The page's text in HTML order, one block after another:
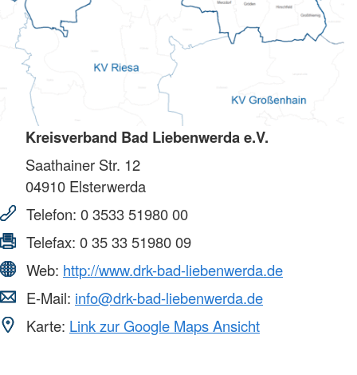
Kreisverband Bad Liebenwerda e.V.
Saathainer Str. 12
04910 Elsterwerda
Telefon: 0 3533 51980 00
Telefax: 0 35 33 51980 09
Web: http://www.drk-bad-liebenwerda.de
E-Mail: info@drk-bad-liebenwerda.de
Karte: Link zur Google Maps Ansicht